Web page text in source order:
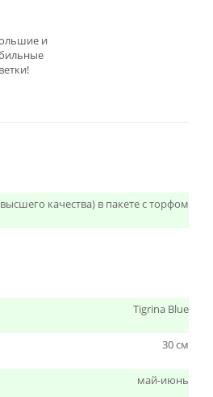
и
качества) в пакете с торфом
Tigrina Blue
30 см
май-июнь